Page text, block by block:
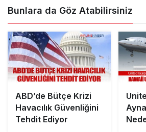
Bunlara da Göz Atabilirsiniz
ABD’de Bütçe Krizi
Havacılık Güvenliğini
Tehdit Ediyor